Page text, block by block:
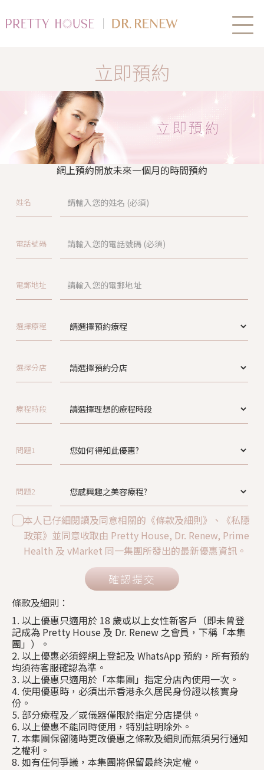
立即預約
網上預約開放未來一個月的時間預約
姓名
電話號碼
電郵地址
選擇療程
選擇分店
療程時段
問題1
問題2
本人已仔細閱讀及同意相關的《條款及細則》、《私隱
政策》並同意收取由 Pretty House, Dr. Renew, Prime
Health 及 vMarket 同一集團所發出的最新優惠資訊。
確認提交
條款及細則：
1. 以上優惠只適用於 18 歲或以上女性新客戶（即未曾登
記成為 Pretty House 及 Dr. Renew 之會員，下稱「本集
團」）。
2. 以上優惠必須經網上登記及 WhatsApp 預約，所有預約
均須待客服確認為準。
3. 以上優惠只適用於「本集團」指定分店內使用一次。
4. 使用優惠時，必須出示香港永久居民身份證以核實身
份。
5. 部分療程及／或儀器僅限於指定分店提供。
6. 以上優惠不能同時使用，特別註明除外。
7. 本集團保留隨時更改優惠之條款及細則而無須另行通知
之權利。
8. 如有任何爭議，本集團將保留最終決定權。